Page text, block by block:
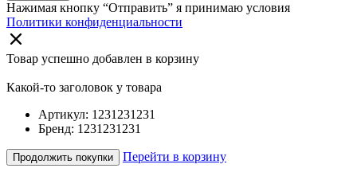
Нажимая кнопку “Отправить” я принимаю условия
Политики конфиденциальности
Товар успешно добавлен в корзину
Какой-то заголовок у товара
Артикул: 1231231231
Бренд: 1231231231
Продолжить покупки Перейти в корзину